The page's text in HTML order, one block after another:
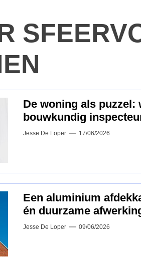
De woning als puzzel:
bouwkundig
Jesse De Loper 17/06/2026
Een aluminium
én duurzame
Jesse De Loper 09/06/2026